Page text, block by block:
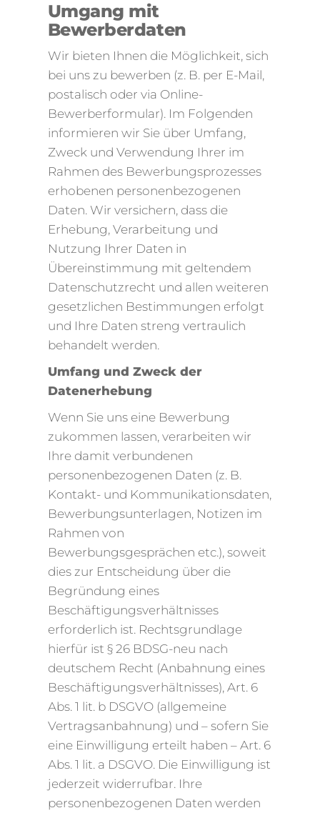
Umgang mit
Bewerberdaten
Wir bieten Ihnen die Möglichkeit, sich
bei uns zu bewerben (z. B. per E-Mail,
postalisch oder via Online-
Bewerberformular). Im Folgenden
informieren wir Sie über Umfang,
Zweck und Verwendung Ihrer im
Rahmen des Bewerbungsprozesses
erhobenen personenbezogenen
Daten. Wir versichern, dass die
Erhebung, Verarbeitung und
Nutzung Ihrer Daten in
Übereinstimmung mit geltendem
Datenschutzrecht und allen weiteren
gesetzlichen Bestimmungen erfolgt
und Ihre Daten streng vertraulich
behandelt werden.
Umfang und Zweck der
Datenerhebung
Wenn Sie uns eine Bewerbung
zukommen lassen, verarbeiten wir
Ihre damit verbundenen
personenbezogenen Daten (z. B.
Kontakt- und Kommunikationsdaten,
Bewerbungsunterlagen, Notizen im
Rahmen von
Bewerbungsgesprächen etc.), soweit
dies zur Entscheidung über die
Begründung eines
Beschäftigungsverhältnisses
erforderlich ist. Rechtsgrundlage
hierfür ist § 26 BDSG-neu nach
deutschem Recht (Anbahnung eines
Beschäftigungsverhältnisses), Art. 6
Abs. 1 lit. b DSGVO (allgemeine
Vertragsanbahnung) und – sofern Sie
eine Einwilligung erteilt haben – Art. 6
Abs. 1 lit. a DSGVO. Die Einwilligung ist
jederzeit widerrufbar. Ihre
personenbezogenen Daten werden